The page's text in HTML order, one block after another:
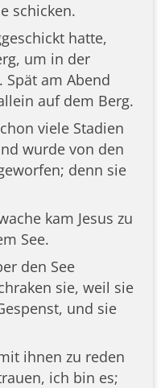
schicken.
hatte,
um in der
Spät am Abend
auf dem Berg.
viele Stadien
wurde von den
denn sie
kam Jesus zu
See.
den See
sie, weil sie
und sie
ihnen zu reden
ich bin es;